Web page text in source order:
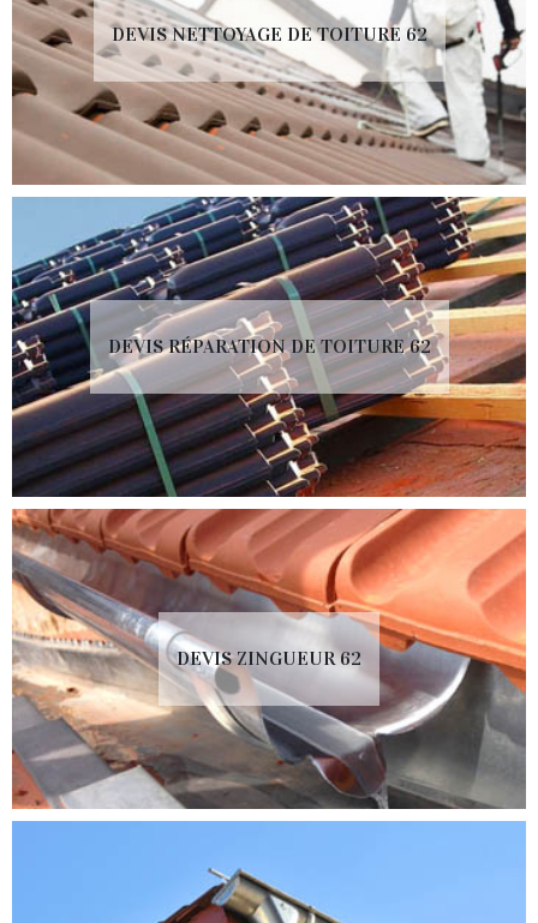
DEVIS NETTOYAGE DE TOITURE 62
DEVIS RÉPARATION DE TOITURE 62
DEVIS ZINGUEUR 62